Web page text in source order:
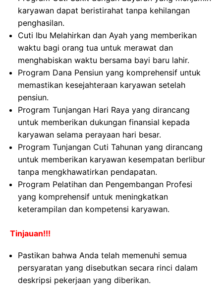
karyawan dapat beristirahat tanpa kehilangan
penghasilan.
Cuti Ibu Melahirkan dan Ayah yang memberikan
waktu bagi orang tua untuk merawat dan
menghabiskan waktu bersama bayi baru lahir.
Program Dana Pensiun yang komprehensif untuk
memastikan kesejahteraan karyawan setelah
pensiun.
Program Tunjangan Hari Raya yang dirancang
untuk memberikan dukungan finansial kepada
karyawan selama perayaan hari besar.
Program Tunjangan Cuti Tahunan yang dirancang
untuk memberikan karyawan kesempatan berlibur
tanpa mengkhawatirkan pendapatan.
Program Pelatihan dan Pengembangan Profesi
yang komprehensif untuk meningkatkan
keterampilan dan kompetensi karyawan.
Tinjauan!!!
Pastikan bahwa Anda telah memenuhi semua
persyaratan yang disebutkan secara rinci dalam
deskripsi pekerjaan yang diberikan.